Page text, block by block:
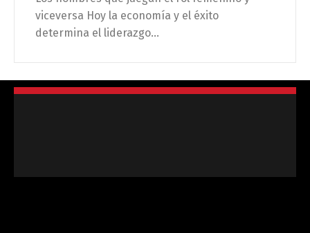
viceversa Hoy la economía y el éxito
determina el liderazgo...